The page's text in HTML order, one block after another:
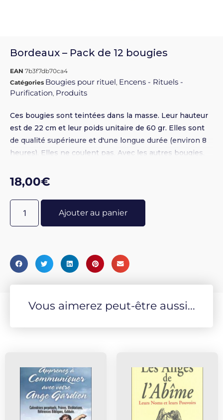
Bordeaux – Pack de 12 bougies
EAN 7b3f7db70ca4
Catégories Bougies pour rituel, Encens - Rituels -
Purification, Produits
Ces bougies sont teintées dans la masse. Leur hauteur
est de 22 cm et leur poids unitaire de 60 gr. Elles sont
de qualité supérieure et d'une longue durée (environ 8
heures). Elles ne coulent pas. Avec les autres bougies,
18,00€
Ajouter au panier
Vous aimerez peut-être aussi...